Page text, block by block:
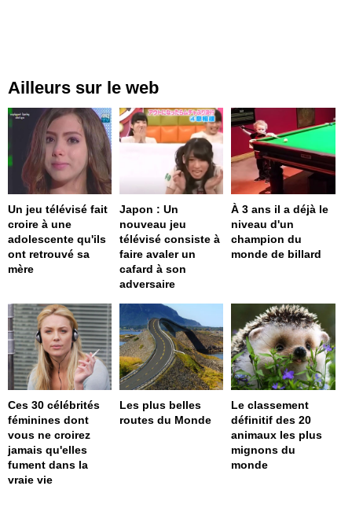
Ailleurs sur le web
Un jeu télévisé fait
croire à une
adolescente qu'ils
ont retrouvé sa
mère
Japon : Un
nouveau jeu
télévisé consiste à
faire avaler un
cafard à son
adversaire
À 3 ans il a déjà le
niveau d'un
champion du
monde de billard
Ces 30 célébrités
féminines dont
vous ne croirez
jamais qu'elles
fument dans la
vraie vie
Les plus belles
routes du Monde
Le classement
définitif des 20
animaux les plus
mignons du
monde